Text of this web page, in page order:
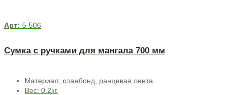
Арт: 5-506
Сумка с ручками для мангала 700 мм
Материал: спанбонд, ранцевая лента
Вес: 0.2кг.